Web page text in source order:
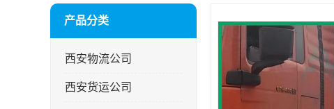
产品分类
西安物流公司
西安货运公司